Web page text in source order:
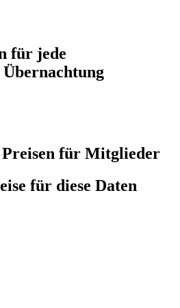
für jede
für Mitglieder
für diese Daten